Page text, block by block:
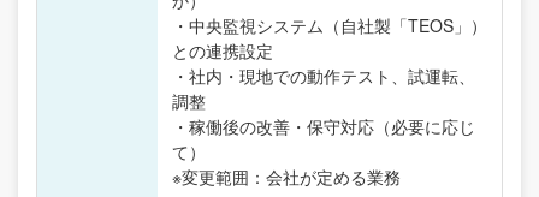
・中央監視システム（自社製「TEOS」）
との連携設定
・社内・現地での動作テスト、試運転、
調整
・稼働後の改善・保守対応（必要に応じ
て）
※変更範囲：会社が定める業務